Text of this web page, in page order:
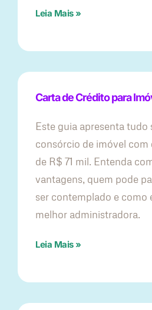
Leia Mais »
Carta de Crédito para
Este guia apresenta tudo
consórcio de imóvel com
de R$ 71 mil. Entenda
vantagens, quem pode
ser contemplado e como
melhor administradora.
Leia Mais »